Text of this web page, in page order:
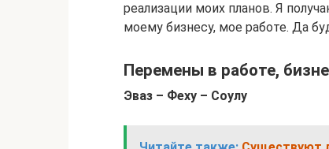
реализации моих планов. Я
моему бизнесу, мое работе. Да
Перемены в работе,
Эваз – Феху – Соулу